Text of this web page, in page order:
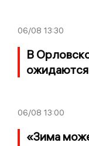
06/08 13:30
В
ожидаются
06/08 13:00
«Зима